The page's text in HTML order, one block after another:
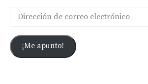
¡Me apunto!